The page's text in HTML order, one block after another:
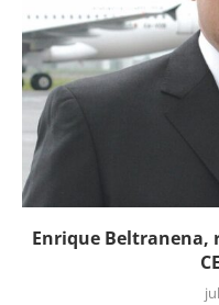
Enrique Beltranena,